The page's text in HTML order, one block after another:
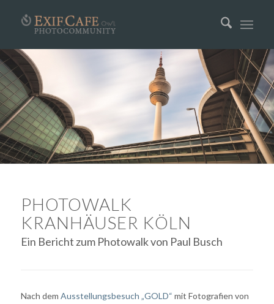
PHOTOWALK
KRANHÄUSER KÖLN
Ein Bericht zum Photowalk von Paul Busch
Nach dem Ausstellungsbesuch „GOLD“ mit Fotografien von